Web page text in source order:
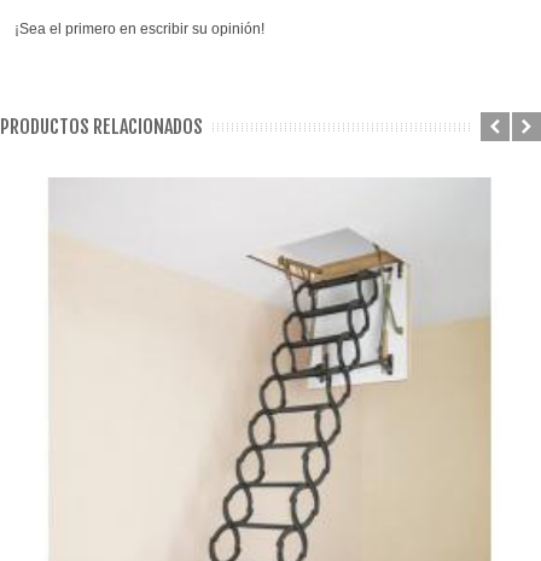
¡Sea el primero en escribir su opinión!
PRODUCTOS RELACIONADOS